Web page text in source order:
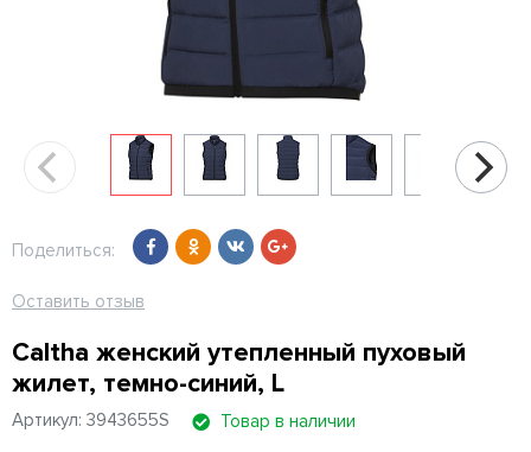
Поделиться:
Оставить отзыв
Caltha женский утепленный пуховый
жилет, темно-синий, L
Артикул: 3943655S Товар в наличии